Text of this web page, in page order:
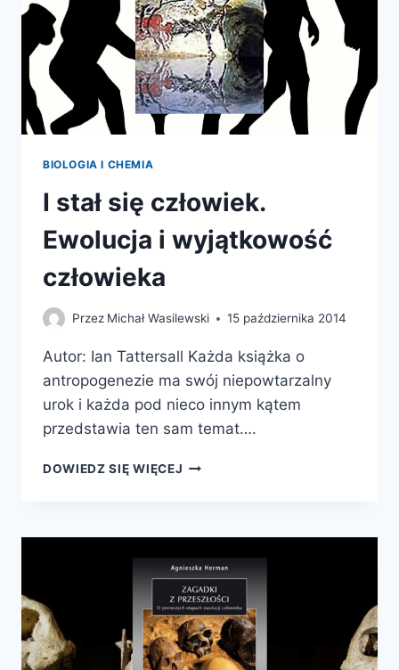
BIOLOGIA I CHEMIA
I stał się człowiek.
Ewolucja i wyjątkowość
człowieka
Przez Michał Wasilewski 15 października 2014
Autor: Ian Tattersall Każda książka o
antropogenezie ma swój niepowtarzalny
urok i każda pod nieco innym kątem
przedstawia ten sam temat….
DOWIEDZ SIĘ WIĘCEJ
EWOLUCJA
I
WYJĄTKOWOŚĆ
CZŁOWIEKA